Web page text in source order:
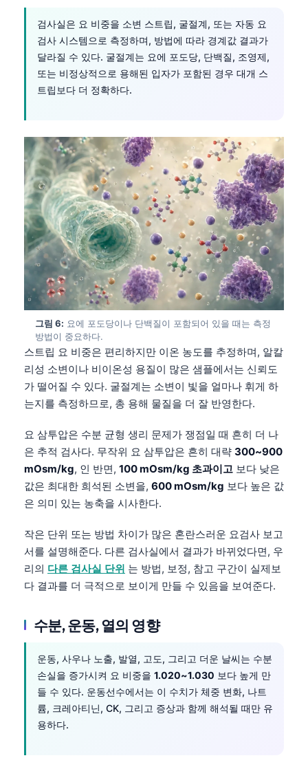
검사실은 요 비중을 소변 스트립, 굴절계, 또는 자동 요
검사 시스템으로 측정하며, 방법에 따라 경계값 결과가
달라질 수 있다. 굴절계는 요에 포도당, 단백질, 조영제,
또는 비정상적으로 용해된 입자가 포함된 경우 대개 스
트립보다 더 정확하다.
그림 6: 요에 포도당이나 단백질이 포함되어 있을 때는 측정
방법이 중요하다.
스트립 요 비중은 편리하지만 이온 농도를 추정하며, 알칼
리성 소변이나 비이온성 용질이 많은 샘플에서는 신뢰도
가 떨어질 수 있다. 굴절계는 소변이 빛을 얼마나 휘게 하
는지를 측정하므로, 총 용해 물질을 더 잘 반영한다.
요 삼투압은 수분 균형 생리 문제가 쟁점일 때 흔히 더 나
은 추적 검사다. 무작위 요 삼투압은 흔히 대략 300~900
mOsm/kg, 인 반면, 100 mOsm/kg 초과이고 보다 낮은
값은 최대한 희석된 소변을, 600 mOsm/kg 보다 높은 값
은 의미 있는 농축을 시사한다.
작은 단위 또는 방법 차이가 많은 혼란스러운 요검사 보고
서를 설명해준다. 다른 검사실에서 결과가 바뀌었다면, 우
리의 다른 검사실 단위 는 방법, 보정, 참고 구간이 실제보
다 결과를 더 극적으로 보이게 만들 수 있음을 보여준다.
수분, 운동, 열의 영향
운동, 사우나 노출, 발열, 고도, 그리고 더운 날씨는 수분
손실을 증가시켜 요 비중을 1.020~1.030 보다 높게 만
들 수 있다. 운동선수에서는 이 수치가 체중 변화, 나트
륨, 크레아티닌, CK, 그리고 증상과 함께 해석될 때만 유
용하다.